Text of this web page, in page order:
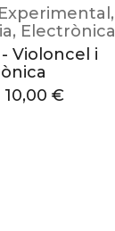
,
, Electrònica
Violoncel i
10,00€